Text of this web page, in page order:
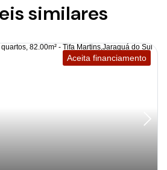
similares
Aceita financiamento